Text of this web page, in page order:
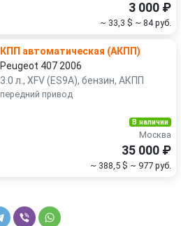
3 000 ₽
~ 33,3 $ ~ 84 руб.
КПП автоматическая (АКПП)
Peugeot 407 2006
3.0 л., XFV (ES9A), бензин, АКПП
передний привод
В наличии
Москва
35 000 ₽
~ 388,5 $ ~ 977 руб.